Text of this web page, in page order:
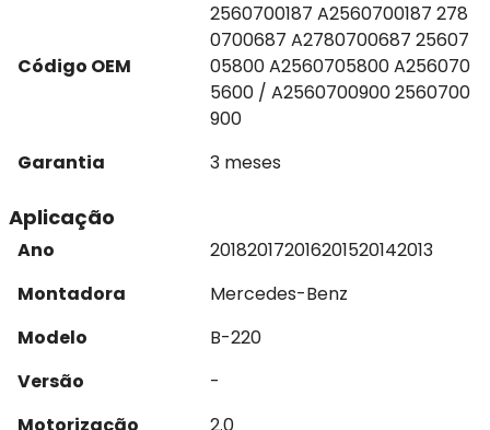
Código OEM
2560700187 A2560700187 278
0700687 A2780700687 25607
05800 A2560705800 A256070
5600 / A2560700900 2560700
900
Garantia
3 meses
Aplicação
Ano 201820172016201520142013
Montadora
Mercedes-Benz
Modelo
B-220
Versão
-